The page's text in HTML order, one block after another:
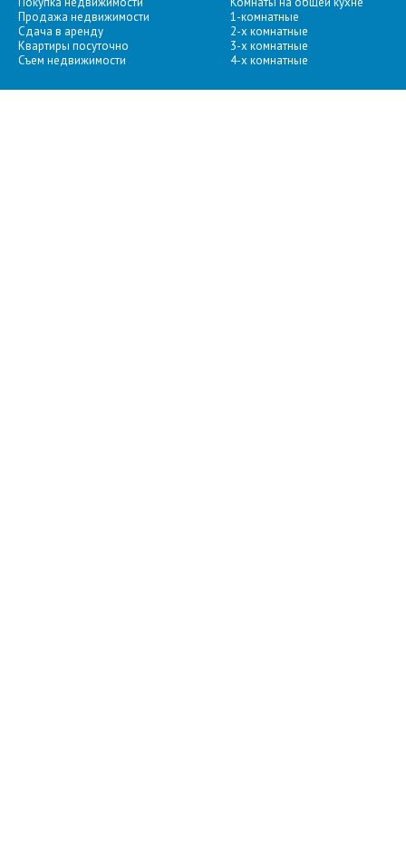
Продажа недвижимости
Сдача в аренду
Квартиры посуточно
Съем недвижимости
1-комнатные
2-х комнатные
3-х комнатные
4-х комнатные